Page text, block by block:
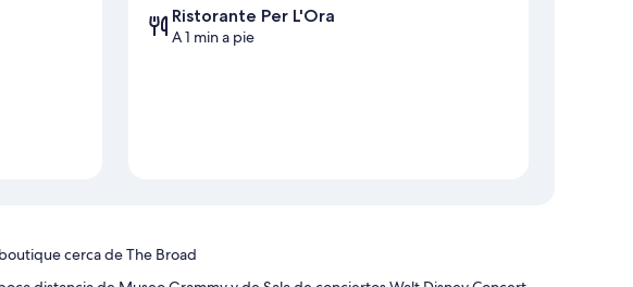
Ristorante Per L'Ora
A 1 min a pie
cerca de The Broad